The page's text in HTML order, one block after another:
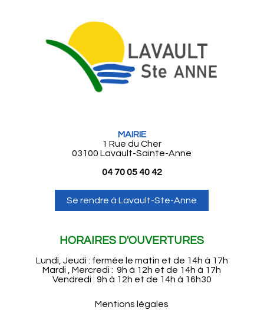
MAIRIE
1 Rue du Cher
03100 Lavault-Sainte-Anne
04 70 05 40 42
Se rendre à Lavault-Ste-Anne
HORAIRES D'OUVERTURES
Lundi, Jeudi : fermée le matin et de 14h à 17h
Mardi , Mercredi : 9h à 12h et de 14h à 17h
Vendredi : 9h à 12h et de 14h à 16h30
Mentions légales